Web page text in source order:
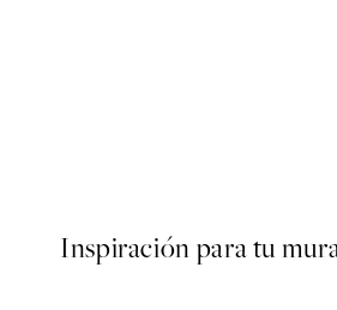
Inspiración para tu